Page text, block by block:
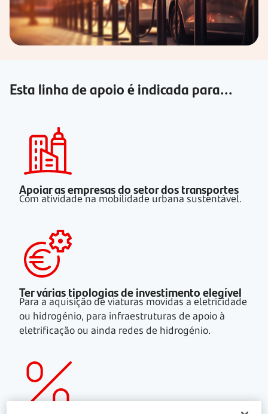
Esta linha de apoio é indicada para...
Apoiar as empresas do setor dos transportes
Com atividade na mobilidade urbana sustentável.
Ter várias tipologias de investimento elegível
Para a aquisição de viaturas movidas a eletricidade
ou hidrogénio, para infraestruturas de apoio à
eletrificação ou ainda redes de hidrogénio.